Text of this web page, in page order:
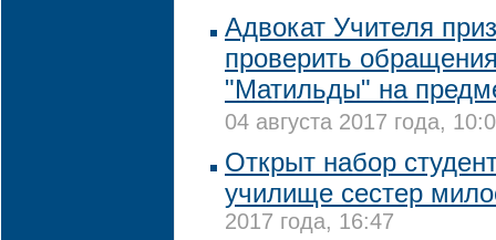
Адвокат Учителя
проверить
"Матильды" на
04 августа 2017 года,
Открыт набор
училище сестер
2017 года, 16:47